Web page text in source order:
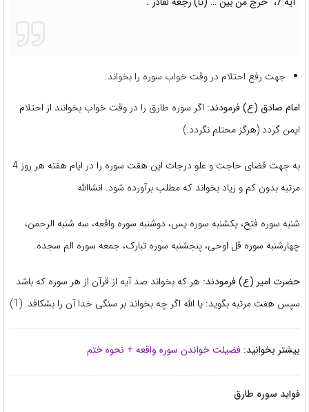
جهت رفع احتلام در وقت خواب سوره را بخواند.
امام صادق (ع) فرمودند: اگر سوره طارق را در وقت خواب بخوانند از احتلام
ایمن گردد (هرگز محتلم نگردد.)
به جهت قضای حاجت و علو درجات این هقت سوره را در ایام هقته هر روز 4
مرتبه بدون کم و زیاد بخواند که مطلب برآورده شود. انشاالله
شنبه سوره فتح، یکشنبه سوره یس، دوشنبه سوره واقعه، سه شنبه الرحمن،
چهارشنبه سوره قل اوحی، پنجشنبه سوره تبارک، جمعه سوره الم سجده.
حضرت امیر (ع) فرمودند: هر که بخواند صد آیه از قرآن از هر سوره که باشد
سپس هفت مرتبه بگوید: یا الله اگر چه بخواند بر سنگی خدا آن را بشکافد. (1)
بیشتر بخوانید: فضیلت خواندن سوره واقعه + نحوه ختم
فواید سوره طارق